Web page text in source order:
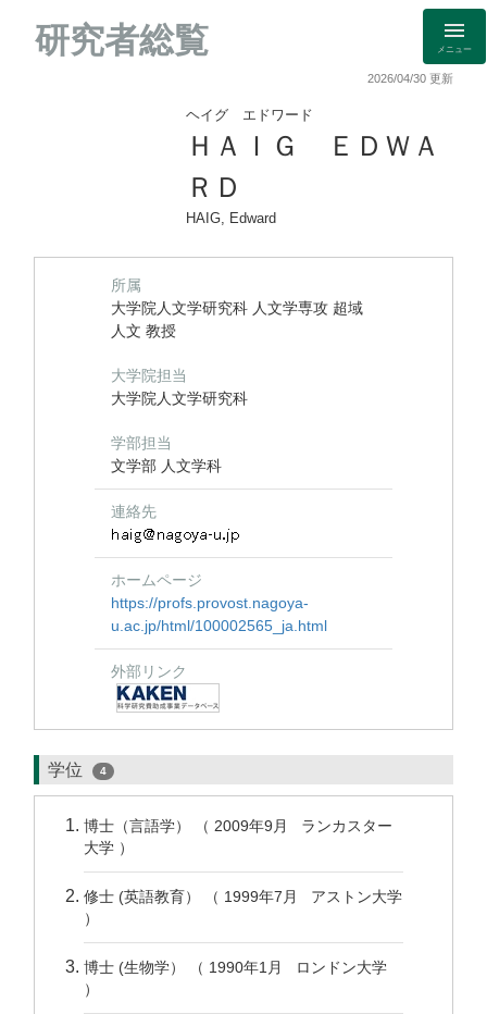
研究者総覧 メニュー
2026/04/30 更新
ヘイグ エドワード
ＨＡＩＧ ＥＤＷＡ
ＲＤ
HAIG, Edward
所属
大学院人文学研究科 人文学専攻 超域
人文 教授
大学院担当
大学院人文学研究科
学部担当
文学部 人文学科
連絡先
ホームページ
https://profs.provost.nagoya-
u.ac.jp/html/100002565_ja.html
外部リンク
学位 4
博士（言語学） （ 2009年9月 ランカスター
大学 ）
修士 (英語教育） （ 1999年7月 アストン大学
）
博士 (生物学） （ 1990年1月 ロンドン大学
）